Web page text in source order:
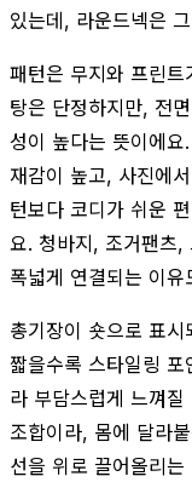
있는데, 라운드넥은
패턴은 무지와 프린
탕은 단정하지만, 전
성이 높다는 뜻이에
재감이 높고, 사진에
턴보다 코디가 쉬운
요. 청바지, 조거팬츠,
폭넓게 연결되는 이유
총기장이 숏으로 표
짧을수록 스타일링
라 부담스럽게 느껴
조합이라, 몸에 달라
선을 위로 끌어올리